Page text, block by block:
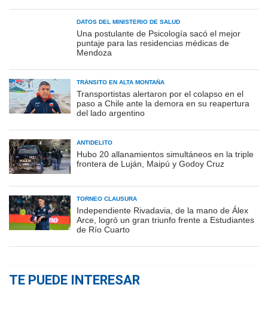
DATOS DEL MINISTERIO DE SALUD
Una postulante de Psicología sacó el mejor
puntaje para las residencias médicas de
Mendoza
TRÁNSITO EN ALTA MONTAÑA
Transportistas alertaron por el colapso en el
paso a Chile ante la demora en su reapertura
del lado argentino
ANTIDELITO
Hubo 20 allanamientos simultáneos en la triple
frontera de Luján, Maipú y Godoy Cruz
TORNEO CLAUSURA
Independiente Rivadavia, de la mano de Álex
Arce, logró un gran triunfo frente a Estudiantes
de Río Cuarto
TE PUEDE INTERESAR